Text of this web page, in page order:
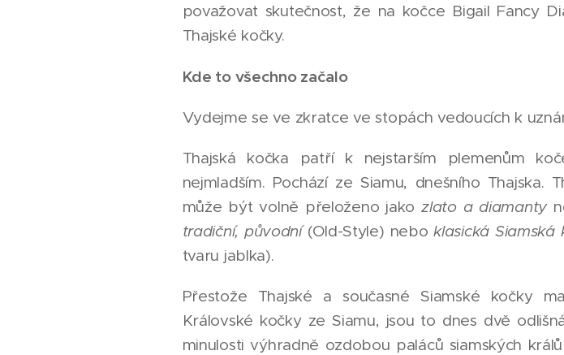
považovat skutečnost, že na kočce Bigail Fancy
Thajské kočky.
Kde to všechno začalo
Vydejme se ve zkratce ve stopách vedoucích k
Thajská kočka patří k nejstarším plemenům
nejmladším. Pochází ze Siamu, dnešního
může být volně přeloženo jakozlato a diamanty
tradiční, původní(Old-Style) neboklasická Siamská
tvaru jablka).
Přestože Thajské a současné Siamské kočky
Královské kočky ze Siamu, jsou to dnes dvě
minulosti výhradně ozdobou paláců siamských